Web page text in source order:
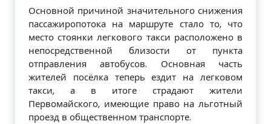
Основной причиной значительного снижения
пассажиропотока на маршруте стало то, что
место стоянки легкового так­си расположено в
непосредственной бли­зости от пункта
отправления автобусов. Основная часть
жителей посёлка теперь ездит на легковом
такси, а в итоге страда­ют жители
Первомайского, имеющие пра­во на льготный
проезд в общественном транспорте.